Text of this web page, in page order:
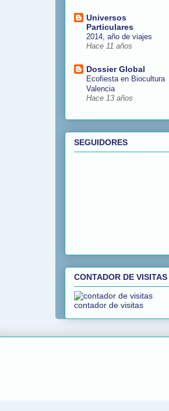
Universos
Particulares
2014, año de viajes
Hace 11 años
Dossier Global
Ecofiesta en Biocultura
Valencia
Hace 13 años
SEGUIDORES
CONTADOR DE VISITAS
contador de visitas